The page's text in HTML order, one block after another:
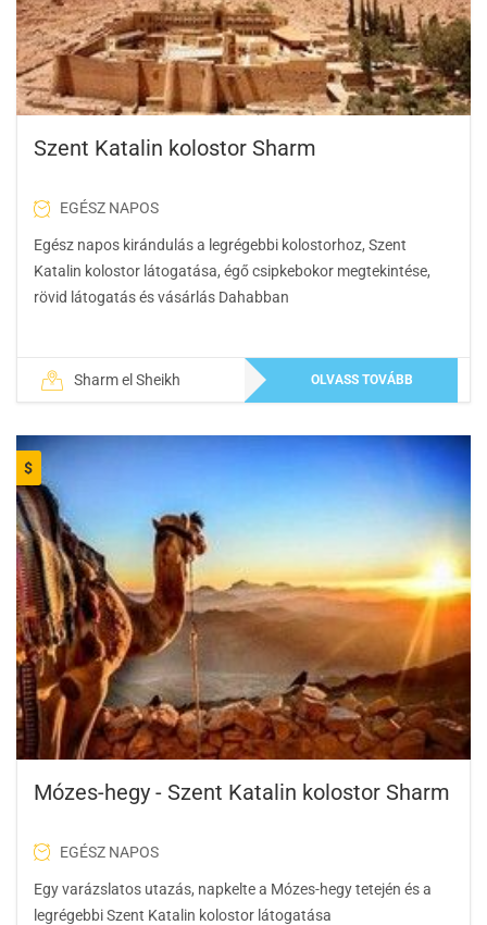
Szent Katalin kolostor Sharm
EGÉSZ NAPOS
Egész napos kirándulás a legrégebbi kolostorhoz, Szent
Katalin kolostor látogatása, égő csipkebokor megtekintése,
rövid látogatás és vásárlás Dahabban
Sharm el Sheikh OLVASS TOVÁBB
$
Mózes-hegy - Szent Katalin kolostor Sharm
EGÉSZ NAPOS
Egy varázslatos utazás, napkelte a Mózes-hegy tetején és a
legrégebbi Szent Katalin kolostor látogatása